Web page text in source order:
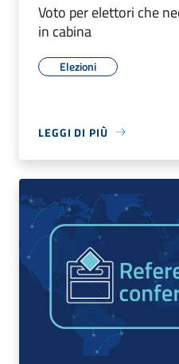
Voto per elettori che
in cabina
Elezioni
LEGGI DI PIÙ